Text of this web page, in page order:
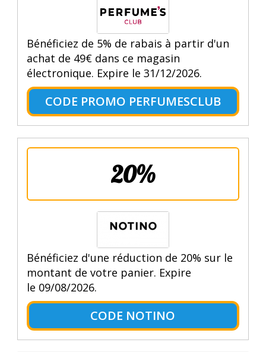
Bénéficiez de 5% de rabais à partir d'un
achat de 49€ dans ce magasin
électronique. Expire le 31/12/2026.
CODE PROMO PERFUMESCLUB
20%
Bénéficiez d'une réduction de 20% sur le
montant de votre panier. Expire
le 09/08/2026.
CODE NOTINO